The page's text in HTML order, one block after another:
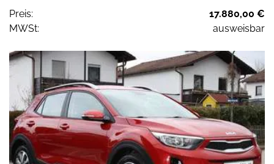
Preis:
17.880,00 €
MWSt:
ausweisbar